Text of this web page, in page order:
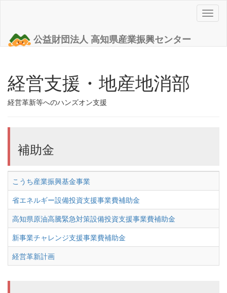
公益財団法人 高知県産業振興センター
経営支援・地産地消部
経営革新等へのハンズオン支援
補助金
こうち産業振興基金事業
省エネルギー設備投資支援事業費補助金
高知県原油高騰緊急対策設備投資支援事業費補助金
新事業チャレンジ支援事業費補助金
経営革新計画